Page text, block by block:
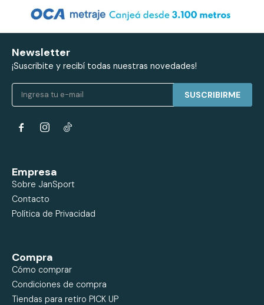
Newsletter
¡Suscribite y recibí todas nuestras novedades!
SUSCRIBIRME
 
Empresa
Sobre JanSport
Contacto
Política de Privacidad
Compra
Cómo comprar
Condiciones de compra
Tiendas para retiro PICK UP